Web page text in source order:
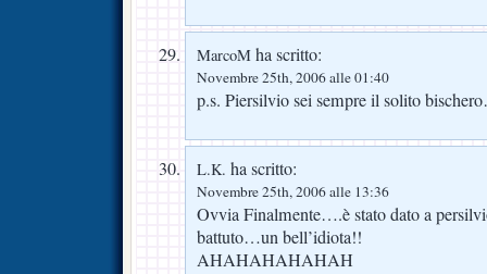
MarcoM ha scritto:
Novembre 25th, 2006 alle 01:40
p.s. Piersilvio sei sempre il solito
L.K. ha scritto:
Novembre 25th, 2006 alle 13:36
Ovvia Finalmente….è stato dato a
battuto…un bell’idiota!!
AHAHAHAHAHAH